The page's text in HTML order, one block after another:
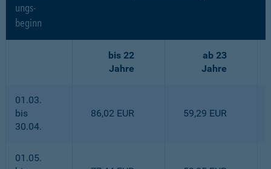
ungs-
beginn
bis 22
Jahre
ab 23
Jahre
01.03.
bis
30.04.
86,02 EUR 59,29 EUR
01.05.